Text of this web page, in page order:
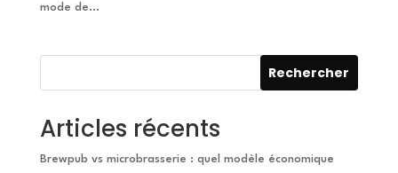
mode de...
Rechercher
Articles récents
Brewpub vs microbrasserie : quel modèle économique